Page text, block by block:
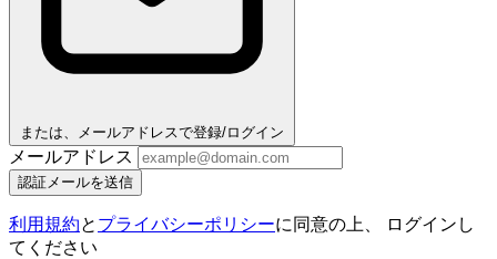
または、メールアドレスで登録/ログイン
メールアドレス
認証メールを送信
利用規約と プライバシーポリシーに同意の上、 ログインし
てください